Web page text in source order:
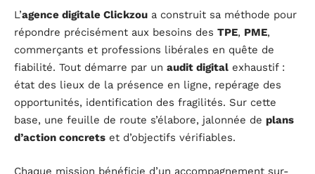
L’agence digitale Clickzou a construit sa méthode pour
répondre précisément aux besoins des TPE, PME,
commerçants et professions libérales en quête de
fiabilité. Tout démarre par un audit digital exhaustif :
état des lieux de la présence en ligne, repérage des
opportunités, identification des fragilités. Sur cette
base, une feuille de route s’élabore, jalonnée de plans
d’action concrets et d’objectifs vérifiables.
Chaque mission bénéficie d’un accompagnement sur-